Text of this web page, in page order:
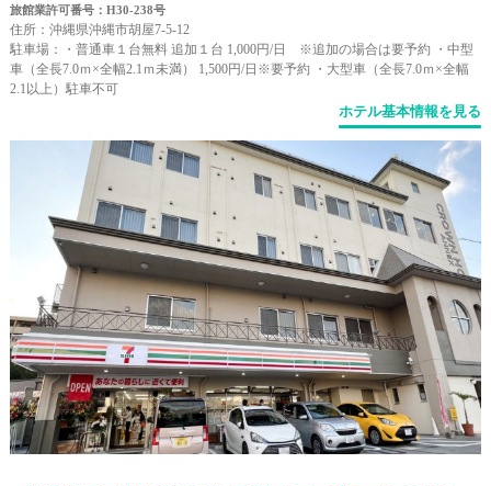
旅館業許可番号：H30-238号
住所：沖縄県沖縄市胡屋7-5-12
駐車場：・普通車１台無料 追加１台 1,000円/日 ※追加の場合は要予約 ・中型
車（全長7.0ｍ×全幅2.1ｍ未満） 1,500円/日※要予約 ・大型車（全長7.0ｍ×全幅
2.1以上）駐車不可
ホテル基本情報を見る